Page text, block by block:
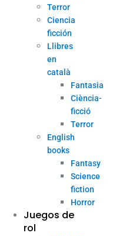
Terror
Ciencia
ficción
Llibres
en
català
Fantasia
Ciència-
ficció
Terror
English
books
Fantasy
Science
fiction
Horror
Juegos de
rol